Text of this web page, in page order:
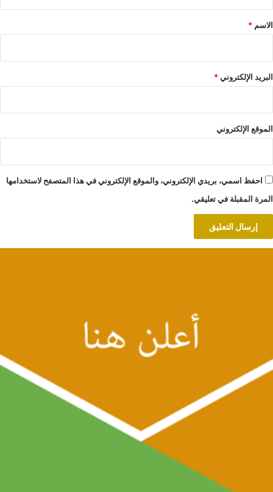
*
الاسم *
البريد الإلكتروني*
الموقع الإلكتروني
احفظ اسمي، بريدي الإلكتروني، والموقع الإلكتروني في هذا المتصفح لاستخدامها
المرة المقبلة في تعليقي.